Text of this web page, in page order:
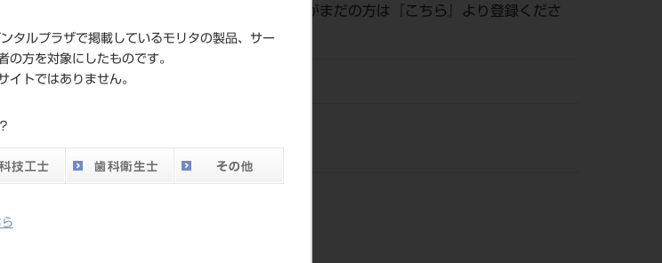
タルプラザで掲載しているモリタの製品、サー
の方を対象にしたものです。
イトではありません。
ネット会員登録がまだの方は『
こちら
』より登録くださ
い。
メーカー
ジ